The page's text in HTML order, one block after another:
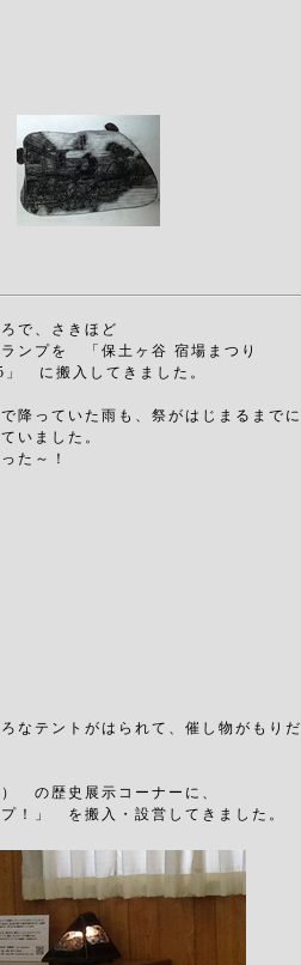
で、さきほど
ランプを 「保土ヶ谷 宿場まつり
」 に搬入してきました。
降っていた雨も、祭がはじまるまでに
いました。
た～！
なテントがはられて、催し物がもりだ
の歴史展示コーナーに、
！」 を搬入・設営してきました。